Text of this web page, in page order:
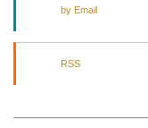
by Email
RSS